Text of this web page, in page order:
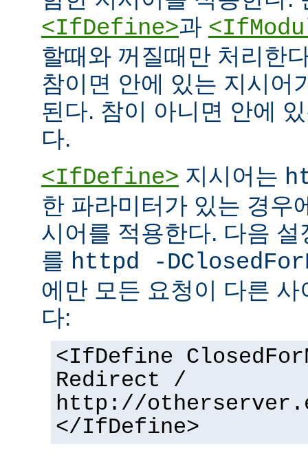
<IfDefine>과
할때와 꺼질때만 처리한
참이면 안에 있는 지시어
된다. 참이 아니면 안에
다.
<IfDefine> 지시어는
한 파라미터가 있는 경우
시어를 적용한다. 다음
를 httpd -
에만 모든 요청이 다른
다:
<IfDefine
Redirect /
http://
</IfDefine>